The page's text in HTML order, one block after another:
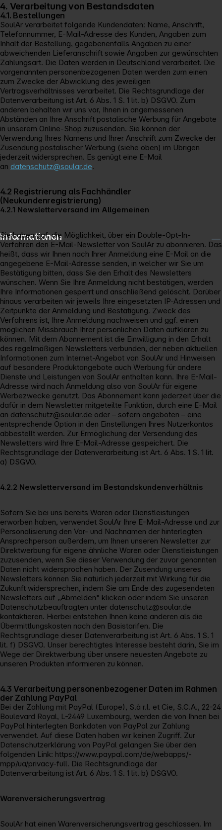
4. Verarbeitung von Bestandsdaten
4.1. Bestellungen
SoulAr verarbeitet folgende Kundendaten: Name, Anschrift,
Telefonnummer, E-Mail-Adresse des Kunden, Angaben zum
Inhalt der Bestellung, gegebenenfalls Angaben zu einer
abweichenden Lieferanschrift sowie Angaben zur gewünschten
Zahlungsart. Die Daten werden in Deutschland verarbeitet. Die
vorgenannten personenbezogenen Daten werden zum einen
zum Zwecke der Abwicklung des jeweiligen
Vertragsverhältnisses verarbeitet. Die Rechtsgrundlage der
Datenverarbeitung ist Art. 6 Abs. 1 S. 1 lit. b) DSGVO. Zum
anderen behalten wir uns vor, Ihnen in angemessenen
Abständen an Ihre Anschrift postalische Werbung für Angebote
in unserem Online-Shop zuzusenden. Sie können der
Verwendung Ihres Namens und Ihrer Anschrift zum Zwecke der
Zusendung postalischer Werbung (siehe oben) im Übrigen
jederzeit widersprechen. Es genügt eine E-Mail
an datenschutz@soular.de.
4.2 Registrierung als Fachhändler
(Neukundenregistrierung)
4.2.1 Newsletterversand im Allgemeinen
Sie haben ggf. die Möglichkeit, über ein Double-Opt-In-
Verfahren den E-Mail-Newsletter von SoulAr zu abonnieren. Das
heißt, dass wir Ihnen nach Ihrer Anmeldung eine E-Mail an die
angegebene E-Mail-Adresse senden, in welcher wir Sie um
Bestätigung bitten, dass Sie den Erhalt des Newsletters
wünschen. Wenn Sie Ihre Anmeldung nicht bestätigen, werden
Ihre Informationen gesperrt und anschließend gelöscht. Darüber
hinaus verarbeiten wir jeweils Ihre eingesetzten IP-Adressen und
Zeitpunkte der Anmeldung und Bestätigung. Zweck des
Verfahrens ist, Ihre Anmeldung nachweisen und ggf. einen
möglichen Missbrauch Ihrer persönlichen Daten aufklären zu
können. Mit dem Abonnement ist die Einwilligung in den Erhalt
des regelmäßigen Newsletters verbunden, der neben aktuellen
Informationen zum Internet-Angebot von SoulAr und Hinweisen
auf besondere Produktangebote auch Werbung für andere
Dienste und Leistungen von SoulAr enthalten kann. Ihre E-Mail-
Adresse wird nach Anmeldung also von SoulAr für eigene
Werbezwecke genutzt. Das Abonnement kann jederzeit über die
dafür in dem Newsletter mitgeteilte Funktion, durch eine E-Mail
an datenschutz@soular.de oder – sofern angeboten – eine
entsprechende Option in den Einstellungen Ihres Nutzerkontos
abbestellt werden. Zur Ermöglichung der Versendung des
Newsletters wird Ihre E-Mail-Adresse gespeichert. Die
Rechtsgrundlage der Datenverarbeitung ist Art. 6 Abs. 1 S. 1 lit.
a) DSGVO.
4.2.2 Newsletterversand im Bestandskundenverhältnis
Sofern Sie bei uns bereits Waren oder Dienstleistungen
erworben haben, verwendet SoulAr Ihre E-Mail-Adresse und zur
Personalisierung den Vor- und Nachnamen der hinterlegten
Ansprechperson außerdem, um Ihnen unseren Newsletter zur
Direktwerbung für eigene ähnliche Waren oder Dienstleistungen
zuzusenden, wenn Sie dieser Verwendung der zuvor genannten
Daten nicht widersprochen haben. Der Zusendung unseres
Newsletters können Sie natürlich jederzeit mit Wirkung für die
Zukunft widersprechen, indem Sie am Ende des zugesendeten
Newsletters auf „Abmelden" klicken oder indem Sie unseren
Datenschutzbeauftragten unter datenschutz@soular.de
kontaktieren. Hierbei entstehen Ihnen keine anderen als die
Übermittlungskosten nach den Basistarifen. Die
Rechtsgrundlage dieser Datenverarbeitung ist Art. 6 Abs. 1 S. 1
lit. f) DSGVO. Unser berechtigtes Interesse besteht darin, Sie im
Wege der Direktwerbung über unsere neuesten Angebote zu
unseren Produkten informieren zu können.
4.3 Verarbeitung personenbezogener Daten im Rahmen
der Zahlung PayPal
Bei der Zahlung mit PayPal (Europe), S.à r.l. et Cie, S.C.A., 22-24
Boulevard Royal, L-2449 Luxembourg, werden die von Ihnen bei
PayPal hinterlegten Bankdaten von PayPal zur Zahlung
verwendet. Auf diese Daten haben wir keinen Zugriff. Zur
Datenschutzerklärung von PayPal gelangen Sie über den
folgenden Link: https://www.paypal.com/de/webapps/­
mpp/ua/privacy-full. Die Rechtsgrundlage der
Datenverarbeitung ist Art. 6 Abs. 1 S. 1 lit. b) DSGVO.
Warenversicherungsvertrag
SoulAr hat einen Warenversicherungsvertrag geschlossen. Im
Informationen